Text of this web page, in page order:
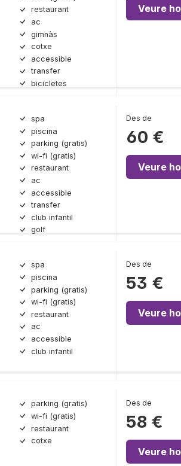
restaurant
ac
gimnàs
cotxe
accessible
transfer
bicicletes
Veure
spa
piscina
parking (gratis)
wi-fi (gratis)
restaurant
ac
accessible
transfer
club infantil
golf
Des de
60 €
Veure
spa
piscina
parking (gratis)
wi-fi (gratis)
restaurant
ac
accessible
club infantil
Des de
53 €
Veure
parking (gratis)
wi-fi (gratis)
restaurant
cotxe
Des de
58 €
Veure